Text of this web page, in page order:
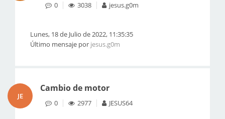
0 3038 jesus.g0m
Lunes, 18 de Julio de 2022, 11:35:35
Último mensaje por jesus.g0m
JE
Cambio de motor
0 2977 JESUS64